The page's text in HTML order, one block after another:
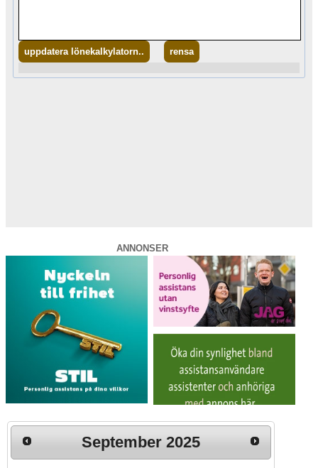
uppdatera lönekalkylatorn.. rensa
ANNONSER
September 2025